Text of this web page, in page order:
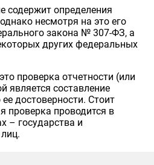
содержит определения
несмотря на это его
закона № 307-ФЗ, а
других федеральных
проверка отчетности (или
является составление
достоверности. Стоит
проверка проводится в
– государства и